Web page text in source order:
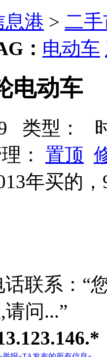
息港 > 二
： 电动车
电动车
类型：
： 置顶
年买的
话联系：“
问...”